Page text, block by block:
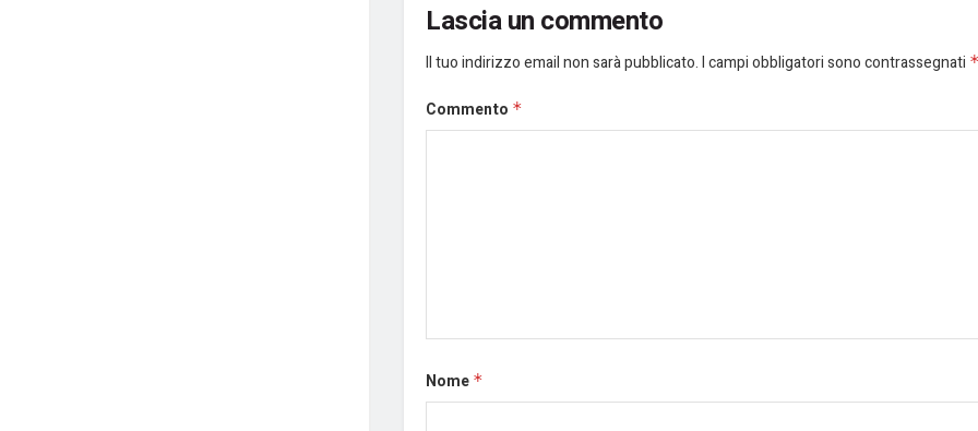
Lascia un commento
Il tuo indirizzo email non sarà pubblicato.I campi obbligatori sono contrassegnati
Commento *
Nome *